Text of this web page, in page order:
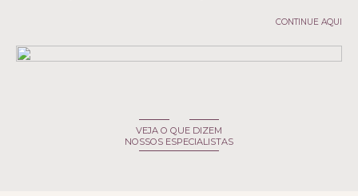
CONTINUE AQUI
VEJA O QUE DIZEM
NOSSOS ESPECIALISTAS